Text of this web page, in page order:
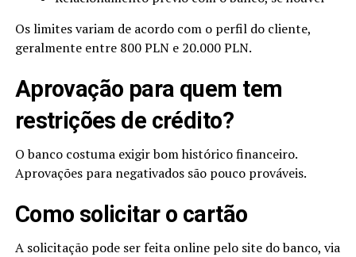
Os limites variam de acordo com o perfil do cliente,
geralmente entre 800 PLN e 20.000 PLN.
Aprovação para quem tem
restrições de crédito?
O banco costuma exigir bom histórico financeiro.
Aprovações para negativados são pouco prováveis.
Como solicitar o cartão
A solicitação pode ser feita online pelo site do banco, via